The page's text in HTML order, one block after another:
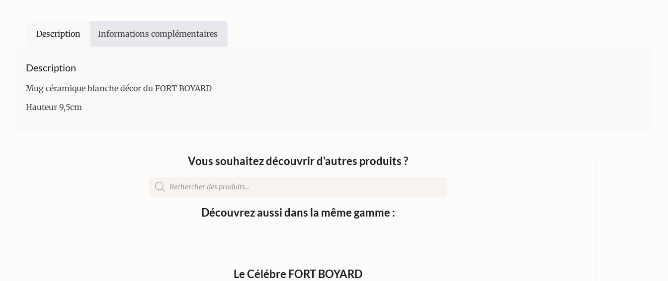
Description Informations complémentaires
Description
Mug céramique blanche décor du FORT BOYARD
Hauteur 9,5cm
Vous souhaitez découvrir d'autres produits ?
Découvrez aussi dans la même gamme :
Le Célébre FORT BOYARD